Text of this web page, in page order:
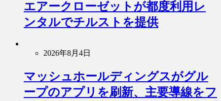
エアークローゼットが都度利用レ
ンタルでチルストを提供
2026年8月4日
マッシュホールディングスがグル
ープのアプリを刷新、主要導線をフ